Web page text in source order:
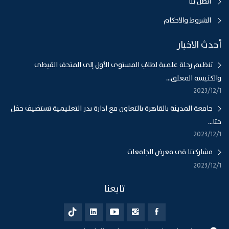
الشروط والاحكام
أحدث الاخبار
تنظيم رحلة علمية لطلاب المستوى الأول إلى المتحف القبطى
والكنيسة المعلق...
1‏‏/12‏‏/2023
جامعة المدينة بالقاهرة بالتعاون مع ادارة بدر التعليمية تستضيف حفل
ختا...
1‏‏/12‏‏/2023
مشاركتنا في معرض الجامعات
1‏‏/12‏‏/2023
تابعنا